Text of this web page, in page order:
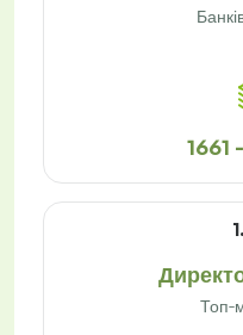
1661
Топ-